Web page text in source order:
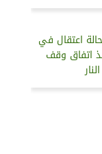
الأسير: 380 حالة اعتقال في
اتفاق وقف